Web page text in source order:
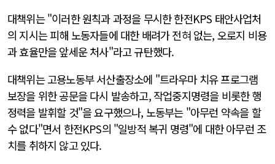
대책위는 "이러한 원칙과 과정을 무시한 한전KPS 태안사업처
의 지시는 피해 노동자들에 대한 배려가 전혀 없는, 오로지 비용
과 효율만을 앞세운 처사"라고 규탄했다.
대책위는 고용노동부 서산출장소에 "트라우마 치유 프로그램
보장을 위한 공문을 다시 발송하고, 작업중지명령을 비롯한 행
정력을 발휘할 것"을 요구했으나, 노동부는 "아무런 약속을 할
수 없다"면서 한전KPS의 "일방적 복귀 명령"에 대한 아무런 조
치를 취하지 않고 있다.